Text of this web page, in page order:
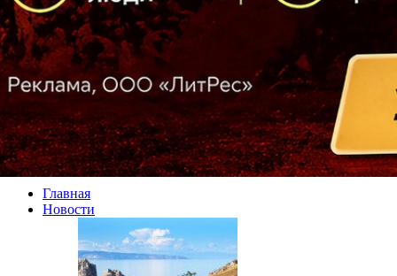
Главная
Новости